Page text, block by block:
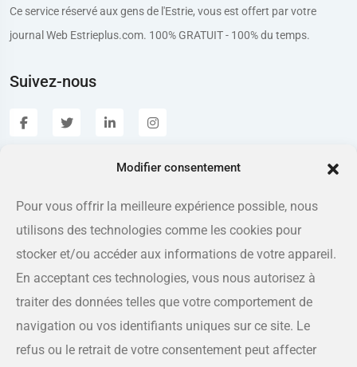
Modifier consentement
Pour vous offrir la meilleure expérience possible, nous
utilisons des technologies comme les cookies pour
stocker et/ou accéder aux informations de votre appareil.
En acceptant ces technologies, vous nous autorisez à
traiter des données telles que votre comportement de
navigation ou vos identifiants uniques sur ce site. Le
refus ou le retrait de votre consentement peut affecter
Ce service réservé aux gens de l'Estrie, vous est offert par votre
journal Web Estrieplus.com. 100% GRATUIT - 100% du temps.
Suivez-nous
Adresse
175 rue Queen, Sherbrooke QC J1L 1K1
Téléphone
819-566-8810